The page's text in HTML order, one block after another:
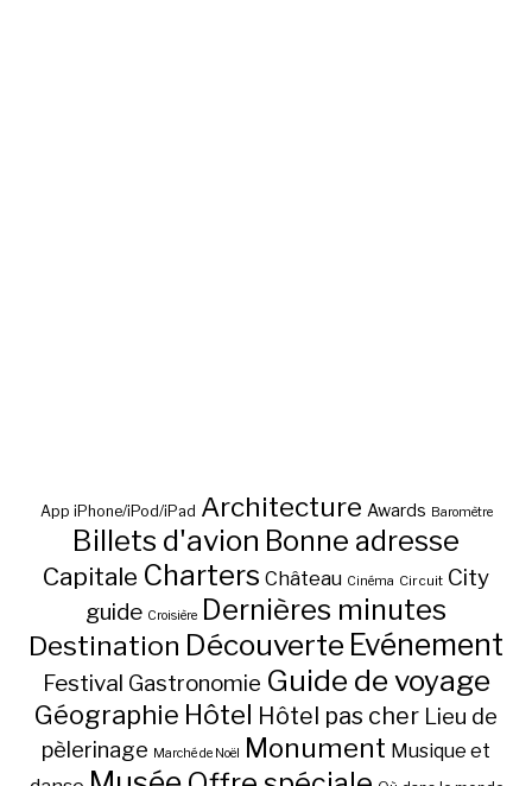
App iPhone/iPod/iPad Architecture Awards Baromètre
Billets d'avion Bonne adresse
Capitale Charters Château Cinéma Circuit City
guide Croisière Dernières minutes
Destination Découverte Evénement
Festival Gastronomie Guide de voyage
Géographie Hôtel Hôtel pas cher Lieu de
pèlerinage Marché de Noël Monument Musique et